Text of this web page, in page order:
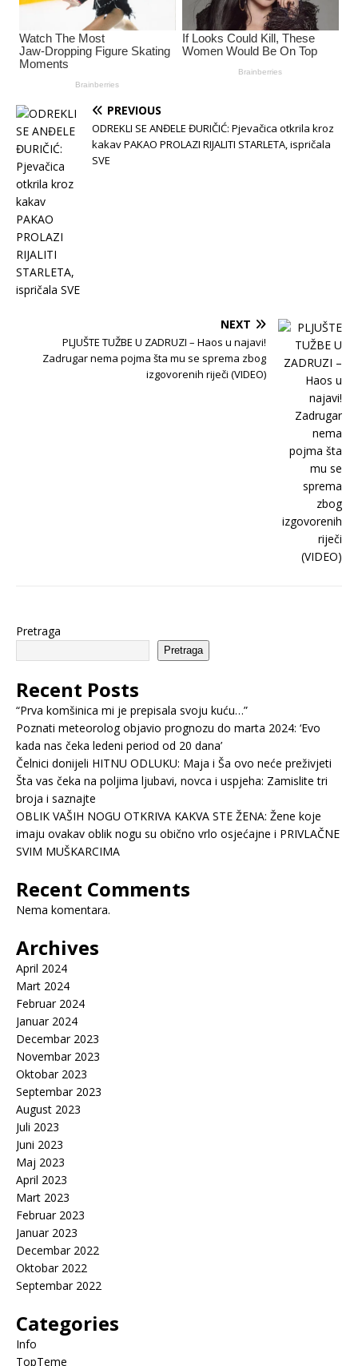
PREVIOUS
ODREKLI SE ANĐELE ĐURIČIĆ: Pjevačica otkrila kroz
kakav PAKAO PROLAZI RIJALITI STARLETA, ispričala
SVE
NEXT
PLJUŠTE TUŽBE U ZADRUZI – Haos u najavi!
Zadrugar nema pojma šta mu se sprema zbog
izgovorenih riječi (VIDEO)
Pretraga
Pretraga
Recent Posts
“Prva komšinica mi je prepisala svoju kuću…”
Poznati meteorolog objavio prognozu do marta 2024: ‘Evo
kada nas čeka ledeni period od 20 dana’
Čelnici donijeli HITNU ODLUKU: Maja i Ša ovo neće preživjeti
Šta vas čeka na poljima ljubavi, novca i uspjeha: Zamislite tri
broja i saznajte
OBLIK VAŠIH NOGU OTKRIVA KAKVA STE ŽENA: Žene koje
imaju ovakav oblik nogu su obično vrlo osjećajne i PRIVLAČNE
SVIM MUŠKARCIMA
Recent Comments
Nema komentara.
Archives
April 2024
Mart 2024
Februar 2024
Januar 2024
Decembar 2023
Novembar 2023
Oktobar 2023
Septembar 2023
August 2023
Juli 2023
Juni 2023
Maj 2023
April 2023
Mart 2023
Februar 2023
Januar 2023
Decembar 2022
Oktobar 2022
Septembar 2022
Categories
Info
TopTeme